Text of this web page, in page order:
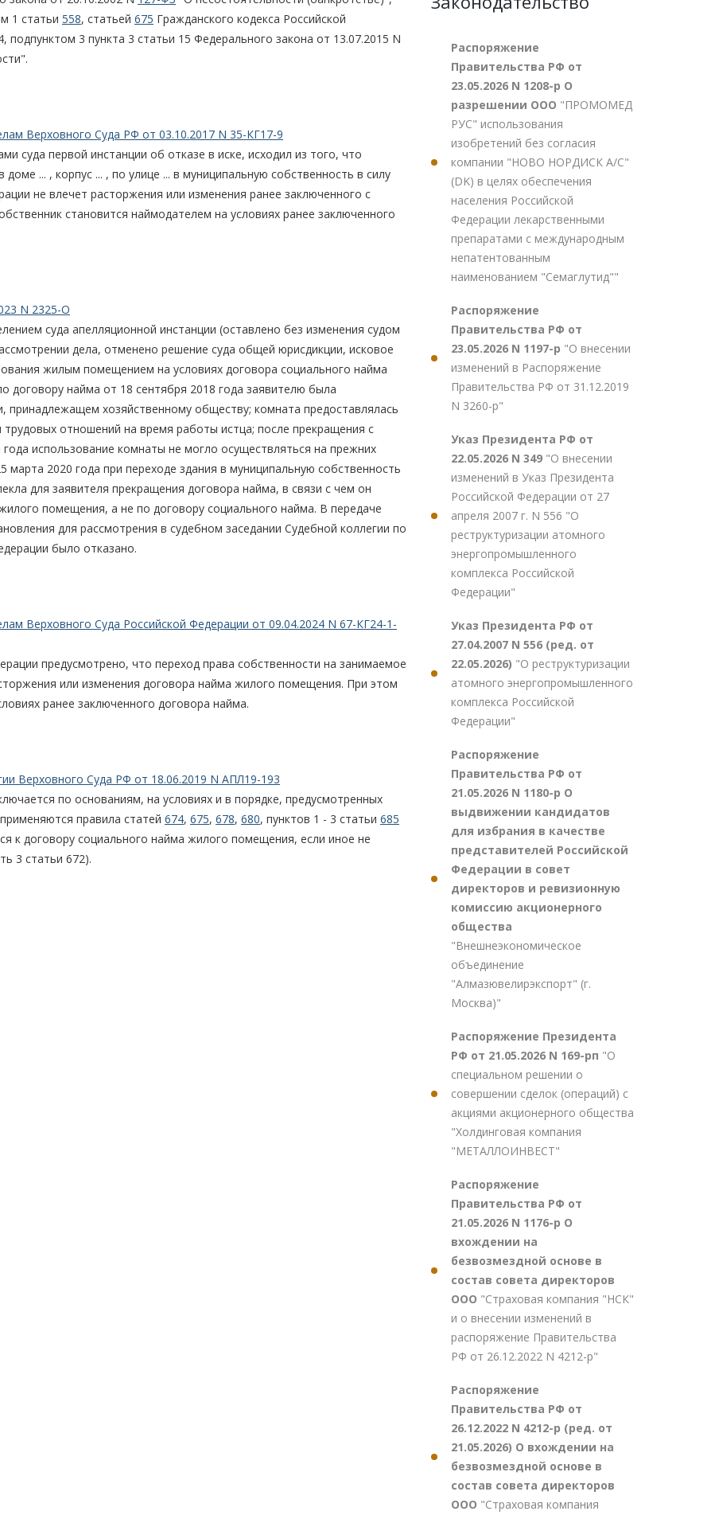
1 статьи 558, статьей 675 Гражданского кодекса Российской
3 пункта 3 статьи 15 Федерального закона от 13.07.2015 N
Верховного Суда РФ от 03.10.2017 N 35-КГ17-9
суда первой инстанции об отказе в иске, исходил из того, что
... , корпус ... , по улице ... в муниципальную собственность в силу
не влечет расторжения или изменения ранее заключенного с
становится наймодателем на условиях ранее заключенного
N 2325-О
суда апелляционной инстанции (оставлено без изменения судом
дела, отменено решение суда общей юрисдикции, исковое
жилым помещением на условиях договора социального найма
договору найма от 18 сентября 2018 года заявителю была
хозяйственному обществу; комната предоставлялась
отношений на время работы истца; после прекращения с
использование комнаты не могло осуществляться на прежних
2020 года при переходе здания в муниципальную собственность
для заявителя прекращения договора найма, в связи с чем он
помещения, а не по договору социального найма. В передаче
для рассмотрения в судебном заседании Судебной коллегии по
было отказано.
Верховного Суда Российской Федерации от 09.04.2024 N 67-КГ24-1-
предусмотрено, что переход права собственности на занимаемое
или изменения договора найма жилого помещения. При этом
ранее заключенного договора найма.
Верховного Суда РФ от 18.06.2019 N АПЛ19-193
по основаниям, на условиях и в порядке, предусмотренных
правила статей 674, 675, 678, 680, пунктов 1 - 3 статьи 685
к договору социального найма жилого помещения, если иное не
3 статьи 672).
Распоряжение
Правительства РФ от
23.05.2026 N 1208-р О
разрешении ООО "ПРОМОМЕД
РУС" использования
изобретений без согласия
компании "НОВО НОРДИСК А/С"
(DK) в целях обеспечения
населения Российской
Федерации лекарственными
препаратами с международным
непатентованным
наименованием "Семаглутид""
Распоряжение
Правительства РФ от
23.05.2026 N 1197-р "О внесении
изменений в Распоряжение
Правительства РФ от 31.12.2019
N 3260-р"
Указ Президента РФ от
22.05.2026 N 349 "О внесении
изменений в Указ Президента
Российской Федерации от 27
апреля 2007 г. N 556 "О
реструктуризации атомного
энергопромышленного
комплекса Российской
Федерации"
Указ Президента РФ от
27.04.2007 N 556 (ред. от
22.05.2026) "О реструктуризации
атомного энергопромышленного
комплекса Российской
Федерации"
Распоряжение
Правительства РФ от
21.05.2026 N 1180-р О
выдвижении кандидатов
для избрания в качестве
представителей Российской
Федерации в совет
директоров и ревизионную
комиссию акционерного
общества
"Внешнеэкономическое
объединение
"Алмазювелирэкспорт" (г.
Москва)"
Распоряжение Президента
РФ от 21.05.2026 N 169-рп "О
специальном решении о
совершении сделок (операций) с
акциями акционерного общества
"Холдинговая компания
"МЕТАЛЛОИНВЕСТ"
Распоряжение
Правительства РФ от
21.05.2026 N 1176-р О
вхождении на
безвозмездной основе в
состав совета директоров
ООО "Страховая компания "НСК"
и о внесении изменений в
распоряжение Правительства
РФ от 26.12.2022 N 4212-р"
Распоряжение
Правительства РФ от
26.12.2022 N 4212-р (ред. от
21.05.2026) О вхождении на
безвозмездной основе в
состав совета директоров
ООО "Страховая компания